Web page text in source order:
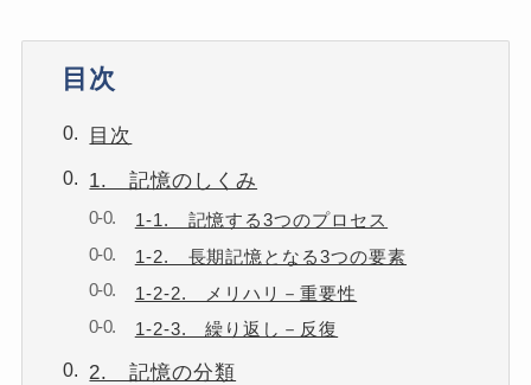
目次
目次
1. 記憶のしくみ
1-1. 記憶する3つのプロセス
1-2. 長期記憶となる3つの要素
1-2-2. メリハリ－重要性
1-2-3. 繰り返し－反復
2. 記憶の分類